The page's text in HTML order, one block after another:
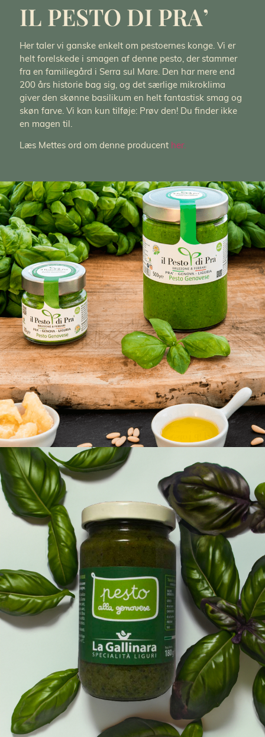
IL PESTO DI PRA’
Her taler vi ganske enkelt om pestoernes konge. Vi er
helt forelskede i smagen af denne pesto, der stammer
fra en familiegård i Serra sul Mare. Den har mere end
200 års historie bag sig, og det særlige mikroklima
giver den skønne basilikum en helt fantastisk smag og
skøn farve. Vi kan kun tilføje: Prøv den! Du finder ikke
en magen til.
Læs Mettes ord om denne producent her.